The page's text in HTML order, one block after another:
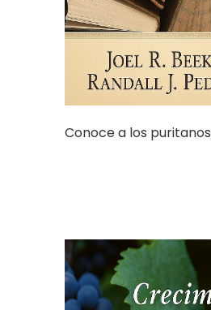
Conoce a los puritanos